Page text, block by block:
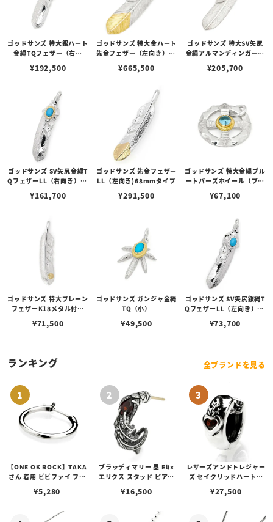
ゴッドサンズ 特大銀ハート
金縄TQフェザー（右向
¥192,500
ゴッドサンズ 特大金ハート
先金フェザー（左向き）74
¥665,500
ゴッドサンズ 特大SV矢尻
金縄アルマンディンガーネ
mmタイプ
¥205,700
ゴッドサンズ SV矢尻金縄T
QフェザーLL（右向き）68
¥161,700
ゴッドサンズ 先金フェザー
LL（左向き)68mmタイプ
¥291,500
ゴッドサンズ 特大金縄ブル
ートパーズホイール（プレ
¥67,100
ゴッドサンズ 特大プレーン
フェザーK18メタル付き
¥71,500
ゴッドサンズ ガンジャ金縄
TQ（小）
¥49,500
ゴッドサンズ SV矢尻銀縄T
QフェザーLL（左向き）68
¥73,700
ランキング 全ブランドを見る
【ONE OK ROCK】TAKA
さん 着用 ビビファイ フー
¥5,280
ブラッディマリー 昼 Elix
エリクス スタッド ピアス
¥16,500
レザーズアンドトレジャー
ズ セイクリッドハートピ
¥27,500